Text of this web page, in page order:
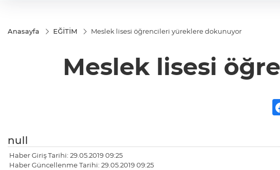
Anasayfa EĞİTİM Meslek lisesi öğrencileri yüreklere dokunuyor
Meslek lisesi
null
Haber Giriş Tarihi: 29.05.2019 09:25
Haber Güncellenme Tarihi: 29.05.2019 09:25